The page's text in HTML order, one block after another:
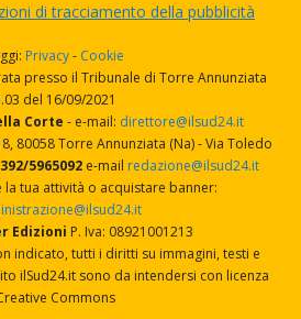
di tracciamento della pubblicità
Privacy- Cookie
presso il Tribunale di Torre Annunziata
del 16/09/2021
Corte - e-mail: direttore@ilsud24.it
80058 Torre Annunziata (Na) - Via Toledo
392/5965092 e-mail redazione@ilsud24.it
la tua attività o acquistare banner:
Edizioni P. Iva: 08921001213
indicato, tutti i diritti su immagini, testi e
ilSud24.it sono da intendersi con licenza
Commons